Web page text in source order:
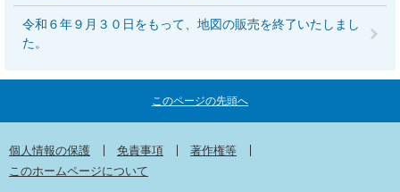
令和６年９月３０日をもって、地図の販売を終了いたしまし
た。
このページの先頭へ
個人情報の保護 免責事項
著作権等
このホームページについて